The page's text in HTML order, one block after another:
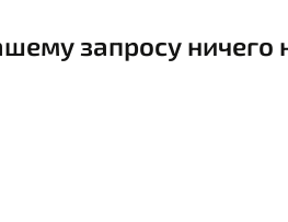
запросу ничего